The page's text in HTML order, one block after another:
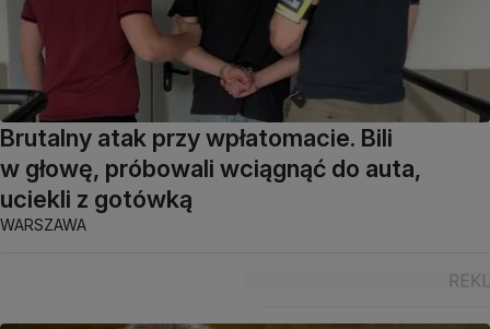
Brutalny atak przy wpłatomacie. Bili
w głowę, próbowali wciągnąć do auta,
uciekli z gotówką
WARSZAWA